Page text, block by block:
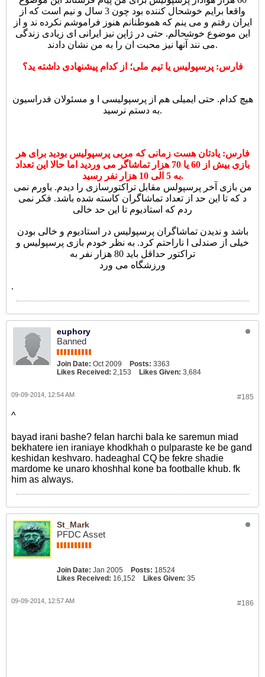
واقعا برایم خوشحال کننده بود چون 3 سال و نیم است که از
ایران رفتم و می ینم که هموطنانم هنوز فراموشم نکرده ند و از
این موضوع خوشحالم. حتی در ژاپن نیز ایرانی ای زیادی زندگی
می نند آنها نیز محبت ان را به من نشان دادند.
فارس: پرسپولیس یا تیم ملی؛ از کدام پیشنهادی داشته ید؟
هیچ کدام. حتی ایمیلی هم از پرسپولیسی ا و مسئولان فدراسیون
به دستم نرسید.
فارس: یادتان هست زمانی که مربی پرسپولیس بودید برای هر
بازی بیش از 60 یا 70 هزار تماشاگر می وردید اما حالا این تعداد
به 5 الی 10 هزار نفر رسید.
من بازی آخر پرسپولس مقابل تراکتورسازی را دیدم. باورم نمی
د که تا این حد از تعداد تماشاگران کاسته شده باشد. فکر نمی
ردم که استادیوم تا این حد خالی
باشد و ندیدن تماشاگران پرسپولیس در استادیوم و خالی بودن
خیلی از صندلی ا ناراحتم کرد. به نظر خودم بازی پرسپولیس و
تراکتور حداقل باید 80 هزار نفر به
ورزشگاه می ورد
.
euphory
Banned
Join Date: Oct 2009 Posts: 3363
Likes Received: 2,153 Likes Given: 3,684
#185
09-09-2014, 12:54 AM
^
bayad irani bashe? felan harchi bala ke saremun miad
bekhatere ien iraniaye khodkhah o pulparaste ke be gand
keshidan keshvaro. hadeaghal CQ be fekre shadie
mardome ke unaro khoshhal kone ba footballe khub. fk
him as always.
St_Mark
PFDC Asset
Join Date: Jan 2005 Posts: 18524
Likes Received: 16,152 Likes Given: 35
#186
09-09-2014, 12:57 AM